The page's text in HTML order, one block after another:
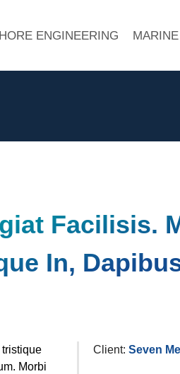
ENGINEERING
Facilisis.
In,
Morbi
Client: Seven